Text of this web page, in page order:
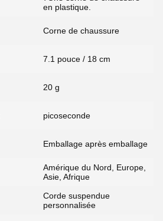
en plastique.
Corne de chaussure
7.1 pouce / 18 cm
20 g
picoseconde
Emballage après emballage
Amérique du Nord, Europe,
Asie, Afrique
Corde suspendue
personnalisée